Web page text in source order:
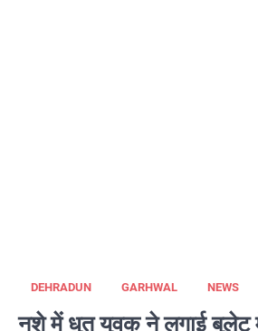
DEHRADUN GARHWAL NEWS
नशे में धुत युवक ने लगाई